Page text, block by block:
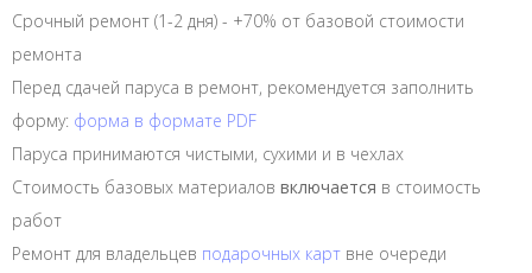
Срочный ремонт (1-2 дня) - +70% от базовой стоимости
ремонта
Перед сдачей паруса в ремонт, рекомендуется заполнить
форму: форма в формате PDF
Паруса принимаются чистыми, сухими и в чехлах
Стоимость базовых материалов включается в стоимость
работ
Ремонт для владельцев подарочных карт вне очереди